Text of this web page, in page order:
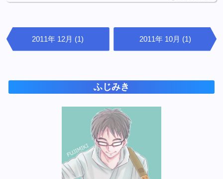
2011年 10月 (1)
2011年 12月 (1)
ふじみき